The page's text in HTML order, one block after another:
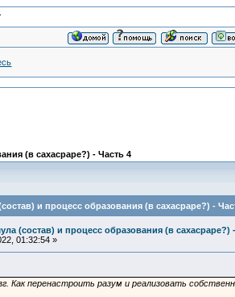
(в сахасраре?) - Часть 4
и процесс образования (в сахасраре?) -
(состав) и процесс образования (в сахасраре?)
01:32:54 »
Как перенастроить разум и реализовать